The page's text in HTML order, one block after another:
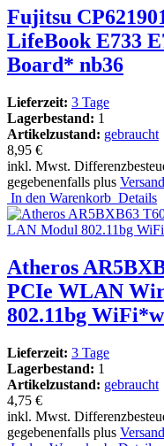
Fujitsu
LifeBook E733
Board* nb36
Lieferzeit: 3 Tage
Lagerbestand: 1
Artikelzustand: gebraucht
8,95 €
inkl. Mwst.
gegebenenfalls plus
In den Warenkorb Details
Atheros
PCIe WLAN
802.11bg
Lieferzeit: 3 Tage
Lagerbestand: 1
Artikelzustand: gebraucht
4,75 €
inkl. Mwst.
gegebenenfalls plus